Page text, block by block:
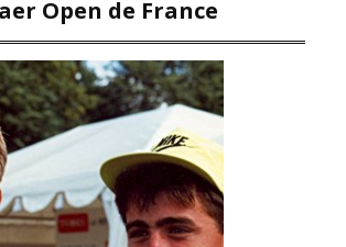
Open de France